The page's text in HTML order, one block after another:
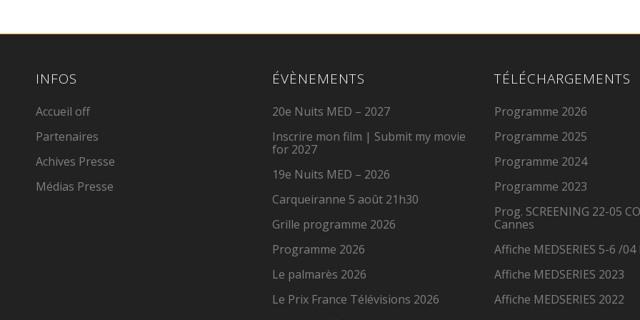
INFOS
Accueil off
Partenaires
Achives Presse
Médias Presse
ÉVÈNEMENTS
20e Nuits MED – 2027
Inscrire mon film | Submit my movie
for 2027
19e Nuits MED – 2026
Carqueiranne 5 août 21h30
Grille programme 2026
Programme 2026
Le palmarès 2026
Le Prix France Télévisions 2026
TÉLÉCHARGEMENTS
Programme 2026
Programme 2025
Programme 2024
Programme 2023
Prog. SCREENING 22-05
Cannes
Affiche MEDSERIES 5-6 /04
Affiche MEDSERIES 2023
Affiche MEDSERIES 2022